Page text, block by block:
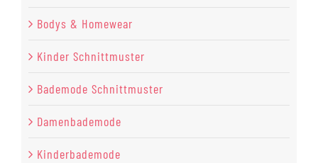
Bodys & Homewear
Kinder Schnittmuster
Bademode Schnittmuster
Damenbademode
Kinderbademode